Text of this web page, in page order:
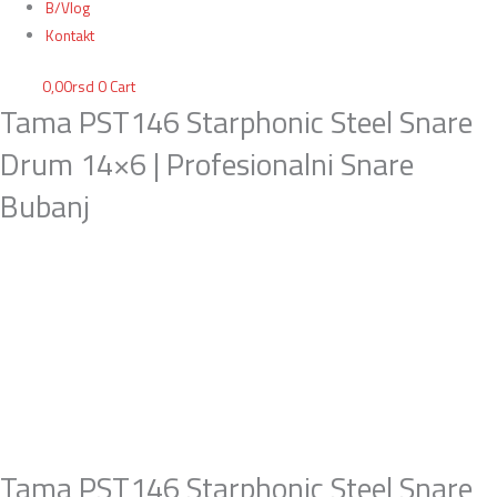
B/Vlog
Kontakt
0,00rsd 0 Cart
Tama PST146 Starphonic Steel Snare
Drum 14×6 | Profesionalni Snare
Bubanj
Tama PST146 Starphonic Steel Snare